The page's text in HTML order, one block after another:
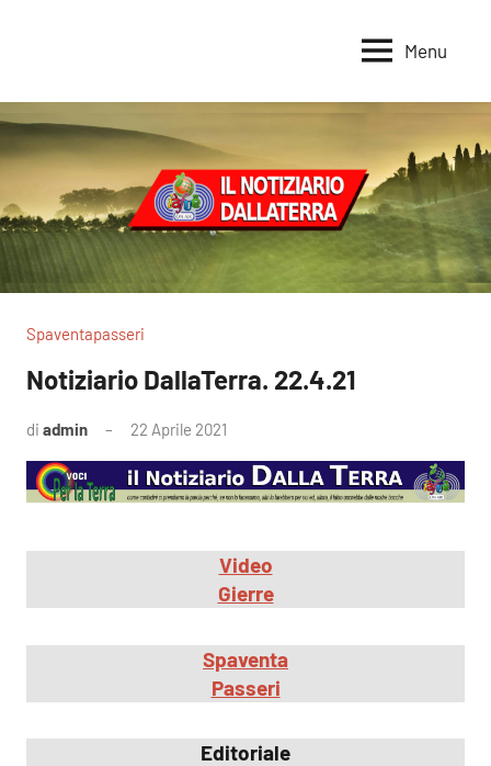
per
la
Terra
la
Sovranità
Alimentare
Menu
Spaventapasseri
Notiziario DallaTerra. 22.4.21
di admin 22 Aprile 2021
commento
Video
Gierre
Spaventa
Passeri
Editoriale